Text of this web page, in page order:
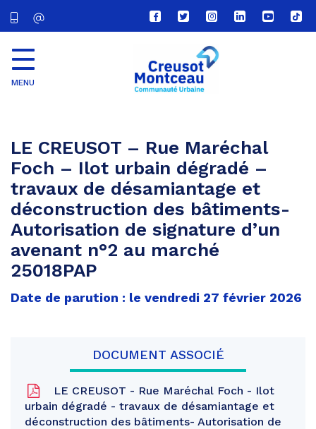
Lien
vers
compte
Facebook
Lien
vers
compte
Twitter
Lien
vers
le
compte
Lien
vers
Lien
vers
Lien
vers
MENU
LE CREUSOT – Rue Maréchal
Foch – Ilot urbain dégradé –
travaux de désamiantage et
déconstruction des bâtiments-
Autorisation de signature d’un
avenant n°2 au marché
25018PAP
Date de parution : le vendredi 27 février 2026
DOCUMENT ASSOCIÉ
LE CREUSOT - Rue Maréchal Foch - Ilot
urbain dégradé - travaux de désamiantage et
déconstruction des bâtiments- Autorisation de